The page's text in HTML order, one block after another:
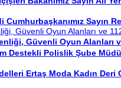
Cumhurbaşkanımız Sayın
Güvenli Oyun Alanları
Destekli Polislik Şube
Ertaş Moda Kadın